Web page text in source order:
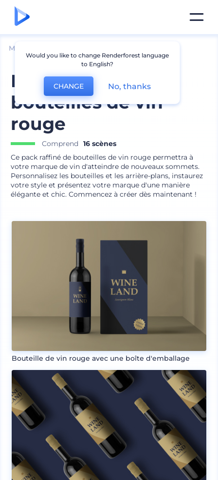
Mockups
Mockups de
bouteilles de vin
rouge
Comprend
16 scènes
Ce pack raffiné de bouteilles de vin rouge permettra à
votre marque de vin d'atteindre de nouveaux sommets.
Personnalisez les bouteilles et les arrière-plans, instaurez
votre style et présentez votre marque d'une manière
élégante et chic. Commencez à créer dès maintenant !
Bouteille de vin rouge avec une boîte d'emballage
Would you like to change Renderforest language
to English?
CHANGE No, thanks